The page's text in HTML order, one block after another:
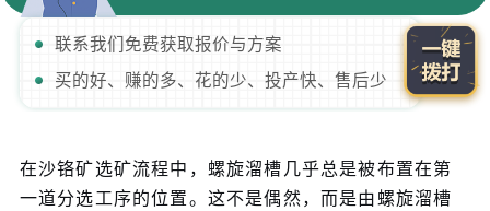
联系我们免费获取报价与方案
买的好、赚的多、花的少、投产快、售后少
在沙铬矿选矿流程中，螺旋溜槽几乎总是被布置在第
一道分选工序的位置。这不是偶然，而是由螺旋溜槽